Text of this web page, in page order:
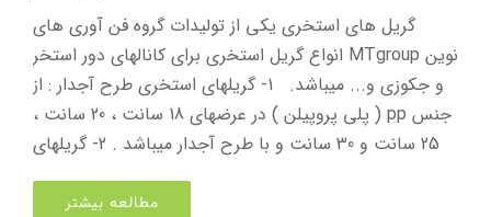
گریل های استخری یکی از تولیدات گروه فن آوری های
نوین MTgroup انواع گریل استخری برای کانالهای دور استخر
و جکوزی و... میباشد. 1- گریلهای استخری طرح آجدار : از
جنس pp ( پلی پروپیلن ) در عرضهای 18 سانت ، 20 سانت ،
25 سانت و 30 سانت و با طرح آجدار میباشد . 2- گریلهای
مطالعه بیشتر